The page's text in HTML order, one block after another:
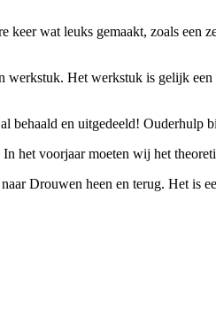
wat leuks gemaakt, zoals
werkstuk. Het werkstuk is gelijk
behaald en uitgedeeld! Ouderhulp
het voorjaar moeten wij het
Drouwen heen en terug. Het is